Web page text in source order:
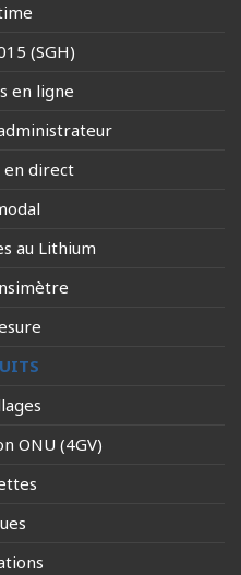
(SGH)
en ligne
en direct
au Lithium
ONU (4GV)